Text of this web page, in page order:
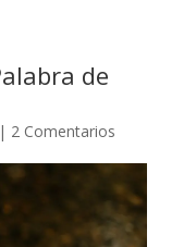
de
2 Comentarios